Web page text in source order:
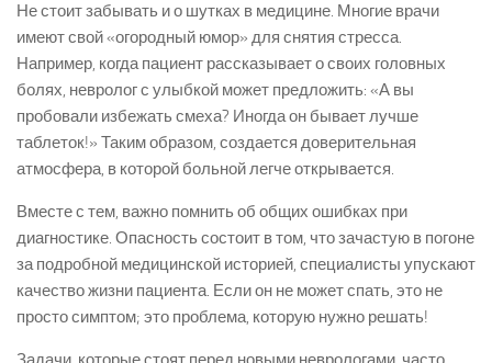
Не стоит забывать и о шутках в медицине. Многие врачи
имеют свой «огородный юмор» для снятия стресса.
Например, когда пациент рассказывает о своих головных
болях, невролог с улыбкой может предложить: «А вы
пробовали избежать смеха? Иногда он бывает лучше
таблеток!» Таким образом, создается доверительная
атмосфера, в которой больной легче открывается.
Вместе с тем, важно помнить об общих ошибках при
диагностике. Опасность состоит в том, что зачастую в погоне
за подробной медицинской историей, специалисты упускают
качество жизни пациента. Если он не может спать, это не
просто симптом; это проблема, которую нужно решать!